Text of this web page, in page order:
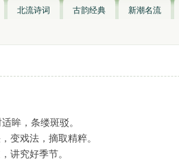
北流诗词 古韵经典 新潮名流
眸，条缕斑驳。
变戏法，摘取精粹。
讲究好季节。